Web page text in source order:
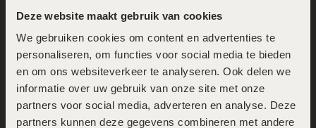
Deze website maakt gebruik van cookies
We gebruiken cookies om content en advertenties te
personaliseren, om functies voor social media te bieden
en om ons websiteverkeer te analyseren. Ook delen we
informatie over uw gebruik van onze site met onze
partners voor social media, adverteren en analyse. Deze
partners kunnen deze gegevens combineren met andere
Locatie Zuid
Oude-IJselstraat 15
1078 CL Amsterdam